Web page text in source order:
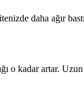
daha ağır
o kadar artar.